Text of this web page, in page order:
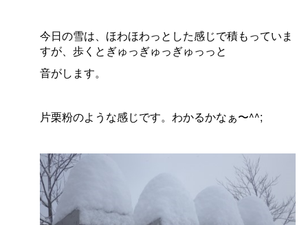
今日の雪は、ほわほわっとした感じで積もっていま
すが、歩くとぎゅっぎゅっぎゅっっと
音がします。
片栗粉のような感じです。わかるかなぁ〜^^;